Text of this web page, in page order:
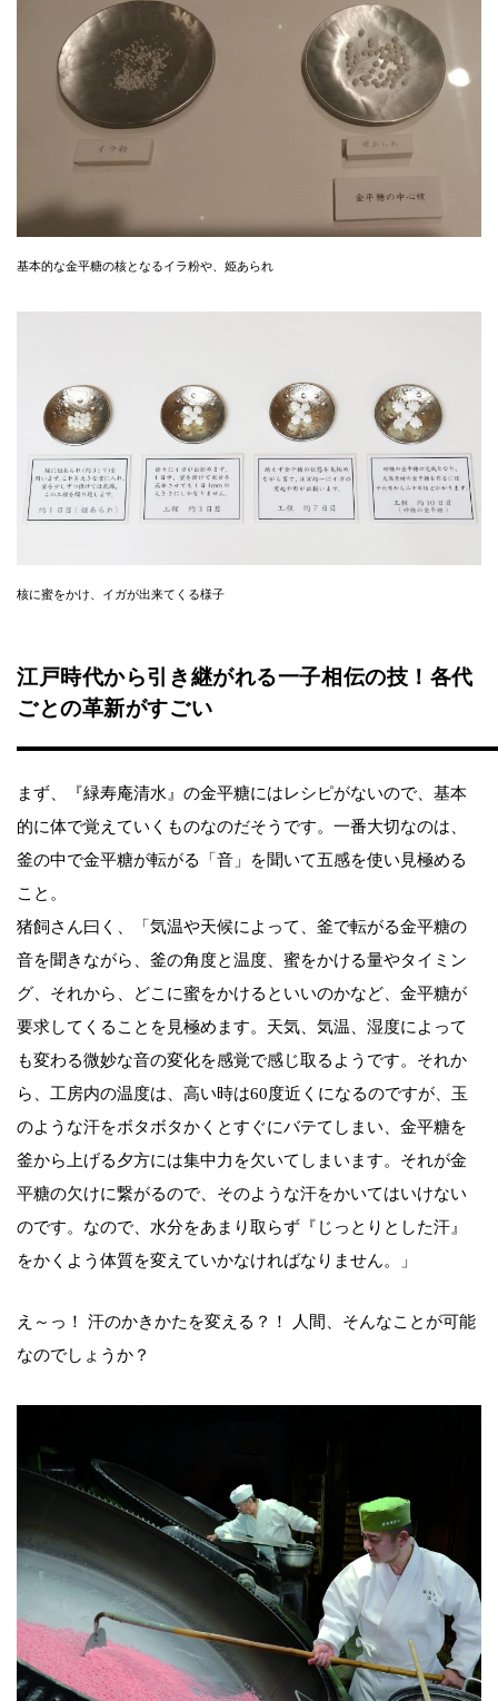
基本的な金平糖の核となるイラ粉や、姫あられ
核に蜜をかけ、イガが出来てくる様子
江戸時代から引き継がれる一子相伝の技！各代
ごとの革新がすごい
まず、『緑寿庵清水』の金平糖にはレシピがないので、基本
的に体で覚えていくものなのだそうです。一番大切なのは、
釜の中で金平糖が転がる「音」を聞いて五感を使い見極める
こと。
猪飼さん曰く、「気温や天候によって、釜で転がる金平糖の
音を聞きながら、釜の角度と温度、蜜をかける量やタイミン
グ、それから、どこに蜜をかけるといいのかなど、金平糖が
要求してくることを見極めます。天気、気温、湿度によって
も変わる微妙な音の変化を感覚で感じ取るようです。それか
ら、工房内の温度は、高い時は60度近くになるのですが、玉
のような汗をボタボタかくとすぐにバテてしまい、金平糖を
釜から上げる夕方には集中力を欠いてしまいます。それが金
平糖の欠けに繋がるので、そのような汗をかいてはいけない
のです。なので、水分をあまり取らず『じっとりとした汗』
をかくよう体質を変えていかなければなりません。」
え～っ！ 汗のかきかたを変える？！ 人間、そんなことが可能
なのでしょうか？